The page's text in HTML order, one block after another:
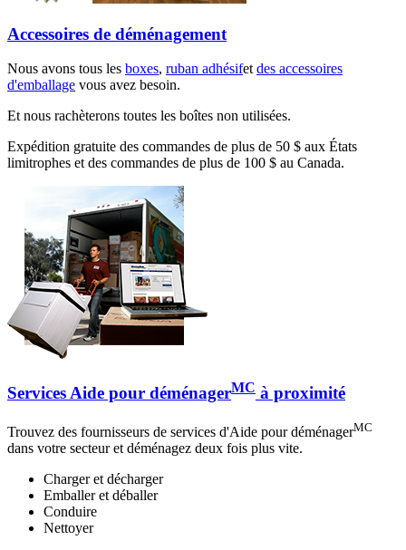
Accessoires de déménagement
Nous avons tous les boxes, ruban adhésifetdes accessoires
d'emballage vous avez besoin.
Et nous rachèterons toutes les boîtes non utilisées.
Expédition gratuite des commandes de plus de 50 $ aux États
limitrophes et des commandes de plus de 100 $ au Canada.
Services Aide pour déménagerMC à proximité
Trouvez des fournisseurs de services d'Aide pour déménagerMC
dans votre secteur et déménagez deux fois plus vite.
Charger et décharger
Emballer et déballer
Conduire
Nettoyer